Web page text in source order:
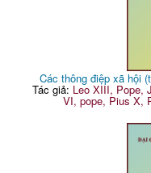
Các thông điệp xã hội
Tác giả: Leo XIII, Pope,
VI, pope, Pius X,